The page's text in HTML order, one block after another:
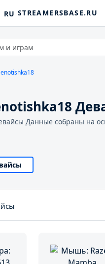
STREAMERSBASE.RU
enotishka18
Данные собраны на